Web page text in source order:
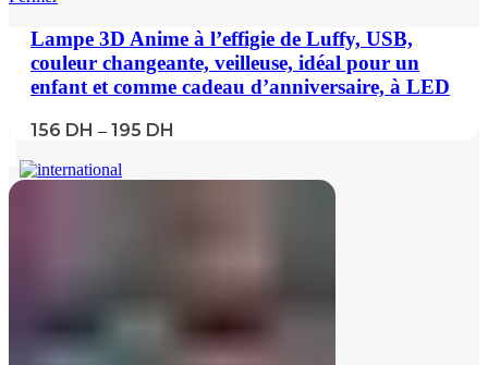
Lampe 3D Anime à l’effigie de Luffy, USB,
couleur changeante, veilleuse, idéal pour un
enfant et comme cadeau d’anniversaire, à LED
156 DH – 195 DH